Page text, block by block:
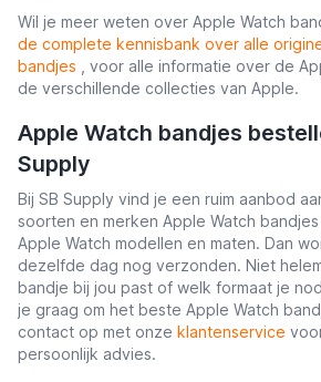
Wil je meer weten over Apple Watch
de complete kennisbank over alle
bandjes
, voor alle informatie over de
de verschillende collecties van Apple.
Apple Watch bandjes
Supply
Bij SB Supply vind je een ruim aanbod
soorten en merken Apple Watch
Apple Watch modellen en maten. Dan
dezelfde dag nog verzonden. Niet
bandje bij jou past of welk formaat je
je graag om het beste Apple Watch
contact op met onze klantenservice
persoonlijk advies.